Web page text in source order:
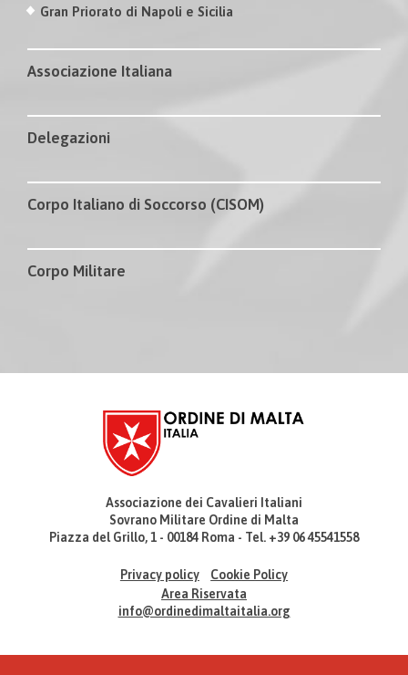
Gran Priorato di Napoli e Sicilia
Associazione Italiana
Delegazioni
Corpo Italiano di Soccorso (CISOM)
Corpo Militare
Associazione dei Cavalieri Italiani
Sovrano Militare Ordine di Malta
Piazza del Grillo, 1 - 00184 Roma - Tel. +39 06 45541558
Privacy policy
Cookie Policy
Area Riservata
info@ordinedimaltaitalia.org